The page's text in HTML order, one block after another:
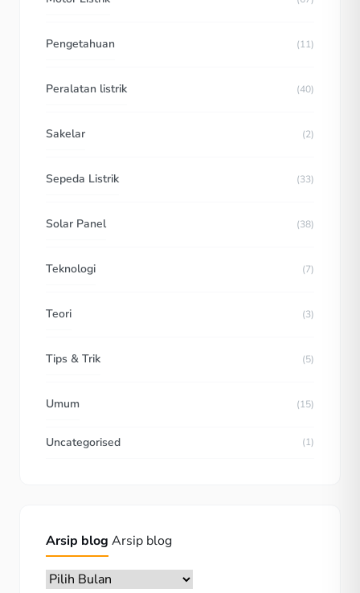
Pengetahuan (11)
Peralatan listrik (40)
Sakelar (2)
Sepeda Listrik (33)
Solar Panel (38)
Teknologi (7)
Teori (3)
Tips & Trik (5)
Umum (15)
Uncategorised (1)
Arsip blog Arsip blog